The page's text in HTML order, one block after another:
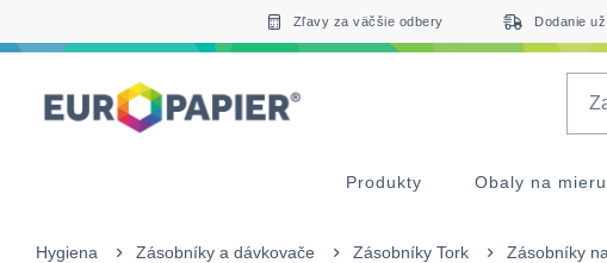
Zľavy za väčšie odbery Dodanie
Produkty Obaly na mieru
Hygiena Zásobníky a dávkovače Zásobníky Tork Zásobníky